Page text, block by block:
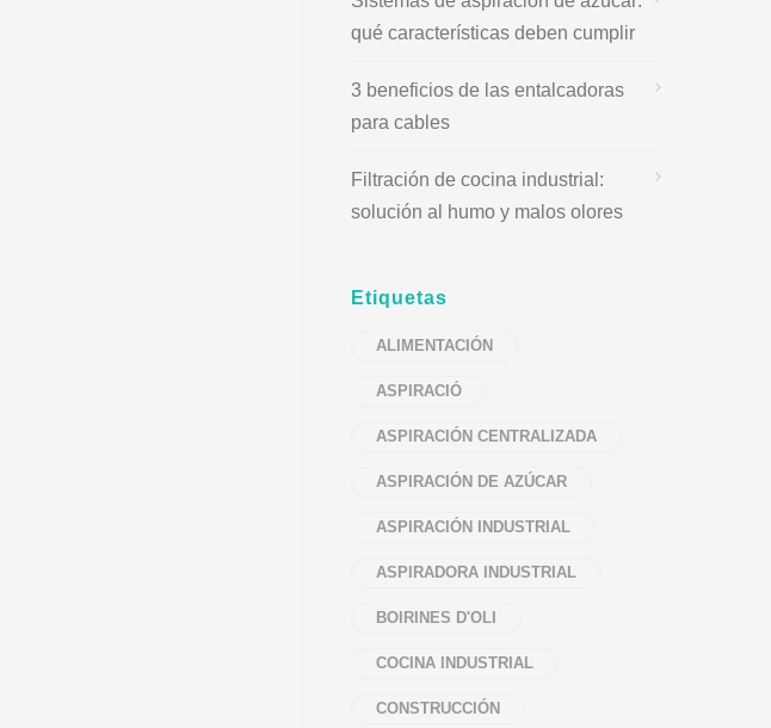
qué características deben cumplir
3 beneficios de las entalcadoras
para cables
Filtración de cocina industrial:
solución al humo y malos olores
Etiquetas
ALIMENTACIÓN
ASPIRACIÓ
ASPIRACIÓN CENTRALIZADA
ASPIRACIÓN DE AZÚCAR
ASPIRACIÓN INDUSTRIAL
ASPIRADORA INDUSTRIAL
BOIRINES D'OLI
COCINA INDUSTRIAL
CONSTRUCCIÓN